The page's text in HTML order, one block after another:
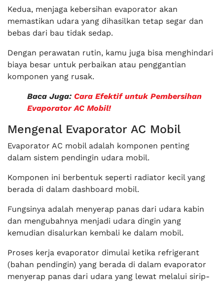
Kedua, menjaga kebersihan evaporator akan
memastikan udara yang dihasilkan tetap segar dan
bebas dari bau tidak sedap.
Dengan perawatan rutin, kamu juga bisa menghindari
biaya besar untuk perbaikan atau penggantian
komponen yang rusak.
Baca Juga: Cara Efektif untuk Pembersihan
Evaporator AC Mobil!
Mengenal Evaporator AC Mobil
Evaporator AC mobil adalah komponen penting
dalam sistem pendingin udara mobil.
Komponen ini berbentuk seperti radiator kecil yang
berada di dalam dashboard mobil.
Fungsinya adalah menyerap panas dari udara kabin
dan mengubahnya menjadi udara dingin yang
kemudian disalurkan kembali ke dalam mobil.
Proses kerja evaporator dimulai ketika refrigerant
(bahan pendingin) yang berada di dalam evaporator
menyerap panas dari udara yang lewat melalui sirip-